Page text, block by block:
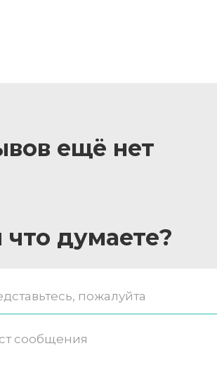
ещё нет
думаете?